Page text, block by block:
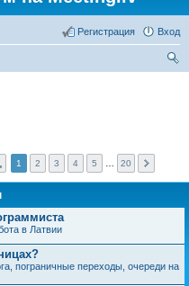
Вход
Регистрация
1 2 3 4 5 20
в Латвии
пограничные переходы, очереди на